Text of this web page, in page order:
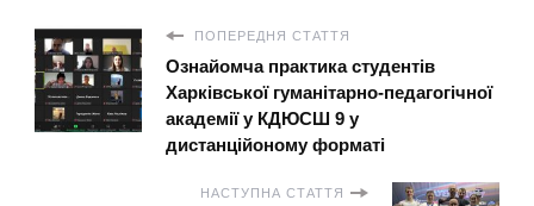
ПОПЕРЕДНЯ СТАТТЯ
Ознайомча практика студентів
Харківської гуманітарно-педагогічної
академії у КДЮСШ 9 у
дистанційоному форматі
НАСТУПНА СТАТТЯ